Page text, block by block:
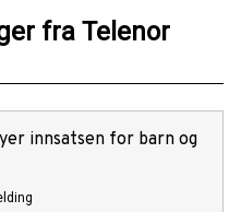
fra Telenor
innsatsen for barn og